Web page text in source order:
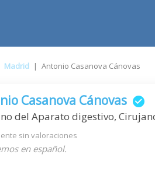
Madrid | Antonio Casanova Cánovas
Casanova Cánovas
del Aparato digestivo,
sin valoraciones
en español.